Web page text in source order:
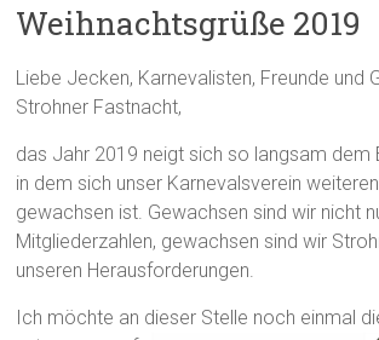
Weihnachtsgrüße 2019
Liebe Jecken, Karnevalisten, Freunde und
Strohner Fastnacht,
das Jahr 2019 neigt sich so langsam dem
in dem sich unser Karnevalsverein
gewachsen ist. Gewachsen sind wir nicht
Mitgliederzahlen, gewachsen sind wir
unseren Herausforderungen.
Ich möchte an dieser Stelle noch einmal